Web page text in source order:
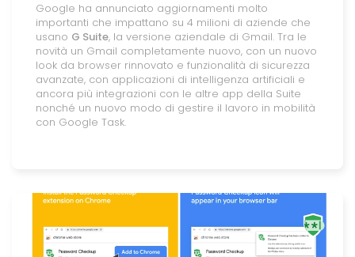
Google ha annunciato aggiornamenti molto
importanti che impattano su 4 milioni di aziende che
usano G Suite, la versione aziendale di Gmail. Tra le
novità un Gmail completamente nuovo, con un nuovo
look da browser rinnovato e funzionalità di sicurezza
avanzate, con applicazioni di intelligenza artificiali e
ancora più integrazioni con le altre app della Suite
nonché un nuovo modo di gestire il lavoro in mobilità
con Google Task.